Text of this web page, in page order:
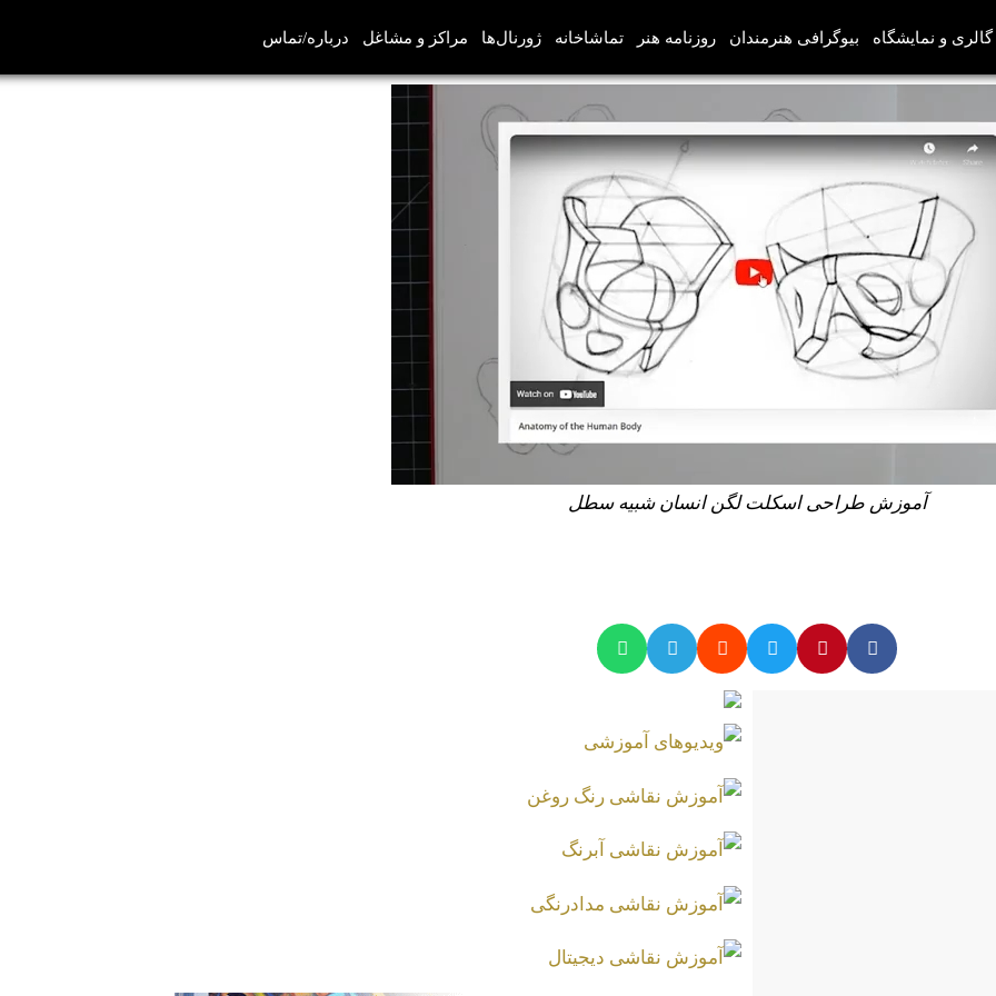
گالری و نمایشگاه بیوگرافی هنرمندان روزنامه هنر تماشاخانه ژورنال‌ها مراکز و مشاغل درباره/تماس
آموزش طراحی اسکلت لگن انسان شبیه سطل